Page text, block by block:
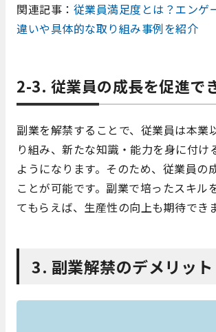
関連記事： 従業員満足度とは？エンゲ
違いや具体的な取り組み事例を紹介
2-3. 従業員の成長を促進で
副業を解禁することで、従業員は本業
り組み、新たな知識・能力を身に付け
ようになります。そのため、従業員の
ことが可能です。副業で培ったスキル
てもらえば、生産性の向上も期待できま
3. 副業解禁のデメリット